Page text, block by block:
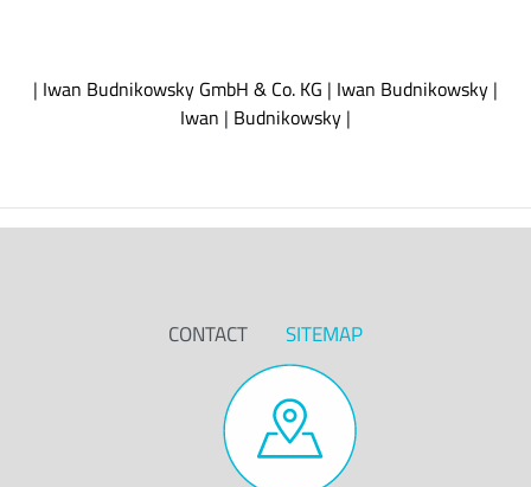
| Iwan Budnikowsky GmbH & Co. KG | Iwan Budnikowsky |
Iwan | Budnikowsky |
CONTACT SITEMAP